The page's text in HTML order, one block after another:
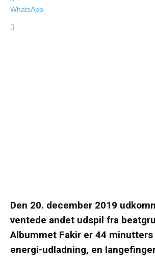
WhatsApp
Den 20. december 2019
ventede andet udspil fra
Albummet Fakir er 44
energi-udladning, en